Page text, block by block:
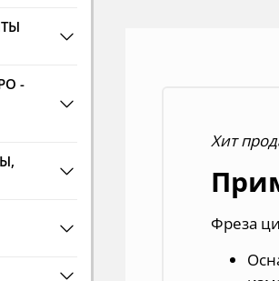
Хит
Фреза
-